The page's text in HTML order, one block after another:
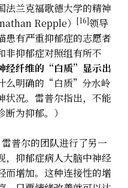
法兰克福歌德大学的精神
Repple） [16]领导
患有严重抑郁症的志愿者
非抑郁症对照组有所不
经纤维的“白质”显示出
么明确的“白质”分水岭
状况。雷普尔指出，不能
为抑郁。）
普尔的团队进行了另一
，抑郁症病人大脑中神经
而增加。这种连接性的增